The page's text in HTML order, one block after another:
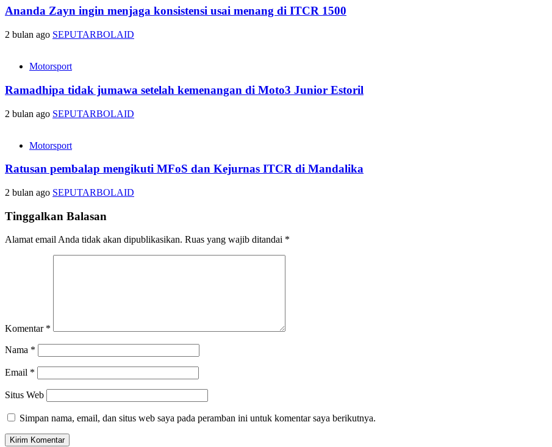
Ananda Zayn ingin menjaga konsistensi usai menang di ITCR 1500
2 bulan ago SEPUTARBOLAID
Motorsport
Ramadhipa tidak jumawa setelah kemenangan di Moto3 Junior Estoril
2 bulan ago SEPUTARBOLAID
Motorsport
Ratusan pembalap mengikuti MFoS dan Kejurnas ITCR di Mandalika
2 bulan ago SEPUTARBOLAID
Tinggalkan Balasan
Alamat email Anda tidak akan dipublikasikan. Ruas yang wajib ditandai *
Komentar *
Nama *
Email *
Situs Web
Simpan nama, email, dan situs web saya pada peramban ini untuk komentar saya berikutnya.